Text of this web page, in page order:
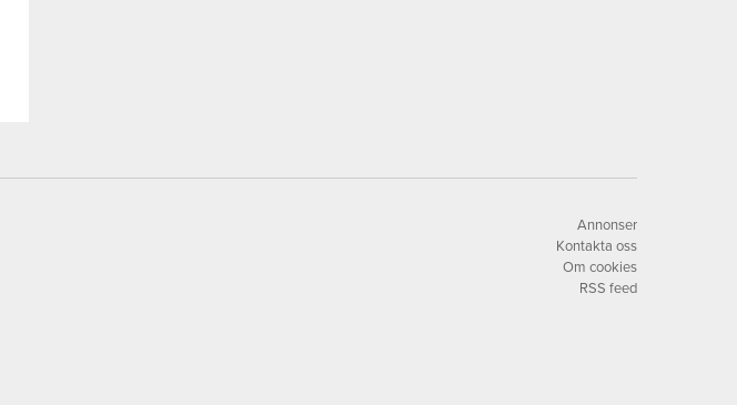
Annonser
Kontakta oss
Om cookies
RSS feed